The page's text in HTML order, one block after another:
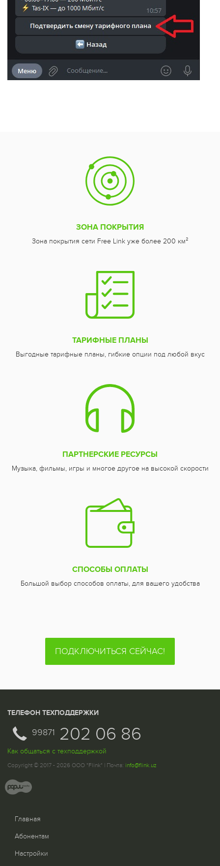
ЗОНА ПОКРЫТИЯ
Зона покрытия сети Free Link уже более 200 км²
ТАРИФНЫЕ ПЛАНЫ
Выгодные тарифные планы, гибкие опции под любой вкус
ПАРТНЕРСКИЕ РЕСУРСЫ
Музыка, фильмы, игры и многое другое на высокой скорости
СПОСОБЫ ОПЛАТЫ
Большой выбор способов оплаты, для вашего удобства
ПОДКЛЮЧИТЬСЯ СЕЙЧАС!
ТЕЛЕФОН ТЕХПОДДЕРЖКИ
99871 202 06 86
Как общаться с техподдержкой
Copyright © 2017 - 2026 ООО "Flink" | Почта: info@flink.uz
Главная
Абонентам
Настройки